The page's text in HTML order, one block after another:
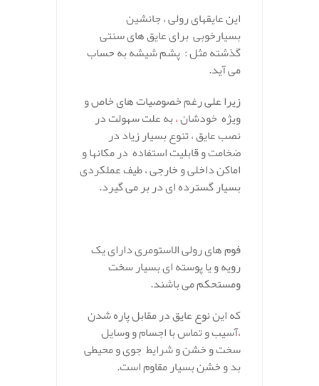
این عایقهای رولی ، جانشین
بسیارخوبی برای عایق های سنتی
گذشته مثل : پشم شیشه به حساب
می آید.
زیرا علی رغم خصوصیات های خاص و
ویژه خودشان،به علت سهولت در
نصب عایق ، تنوع بسیار زیاد در
ضخامت و قابلیت استفاده در مکانها و
اماکن داخلی و خارجی ، طیف عملکردی
بسیار گسترده ای در بر می گیرد.
فوم های رولی الاستومری دارای یک
رویه و یا پوسته ای بسیار سخت
ومستحکم می باشند.
که این نوع عایق در مقابل پاره شدن
،آسیب و تماس با اجسام و وسایل
سخت و خشن و شرایط جوی و محیطی
بد و خشن بسیار مقاوم است.